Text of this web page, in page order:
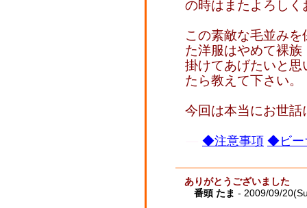
の時はまたよろしく
この素敵な毛並み
た洋服はやめて裸
掛けてあげたいと
たら教えて下さい。
今回は本当にお世
◆注意事項 ◆ビー
ありがとうございました
番頭 たま - 2009/09/